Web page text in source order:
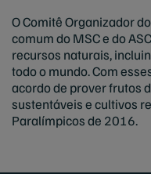
O Comitê Organizador
comum do MSC e do
recursos naturais,
todo o mundo. Com
acordo de prover frutos
sustentáveis e cultivos
Paralímpicos de 2016.